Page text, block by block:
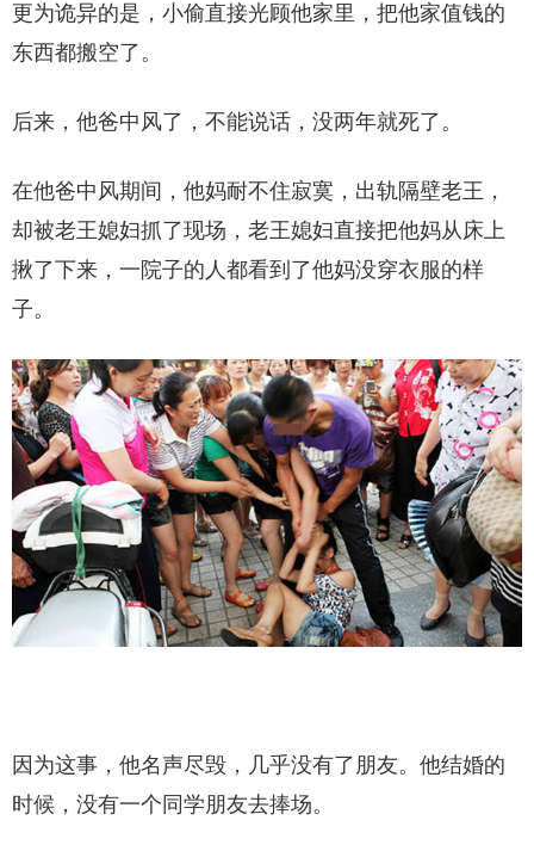
更为诡异的是，小偷直接光顾他家里，把他家值钱的
东西都搬空了。
后来，他爸中风了，不能说话，没两年就死了。
在他爸中风期间，他妈耐不住寂寞，出轨隔壁老王，
却被老王媳妇抓了现场，老王媳妇直接把他妈从床上
揪了下来，一院子的人都看到了他妈没穿衣服的样
子。
因为这事，他名声尽毁，几乎没有了朋友。他结婚的
时候，没有一个同学朋友去捧场。